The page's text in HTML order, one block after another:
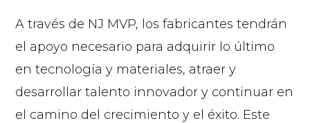
A través de NJ MVP, los fabricantes tendrán
el apoyo necesario para adquirir lo último
en tecnología y materiales, atraer y
desarrollar talento innovador y continuar en
el camino del crecimiento y el éxito. Este